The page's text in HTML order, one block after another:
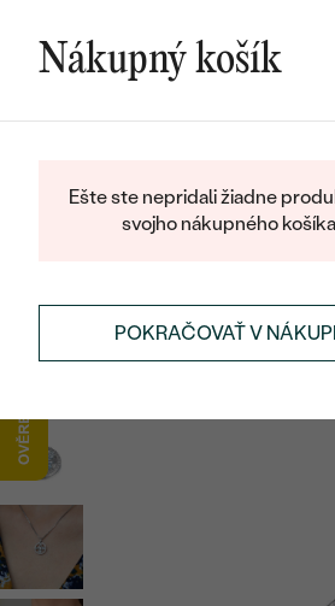
LETNÝ
BLOGŠPERKY NA MIERU
PRÍVESKY A NÁHRDELNÍKY
Nákupný košík
Ešte ste nepridali žiadne
svojho nákupného košíka
POKRAČOVAŤ V